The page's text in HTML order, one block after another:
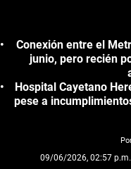
Conexión entre el
junio, pero recién
Hospital Cayetano
pese a
09/06/2026, 02:57